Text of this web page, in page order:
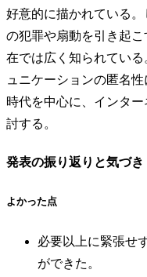
好意的に描かれている
の犯罪や扇動を引き起
在では広く知られてい
ュニケーションの匿名
時代を中心に、インタ
討する。
発表の振り返りと気づき
よかった点
必要以上に緊張せ
ができた。